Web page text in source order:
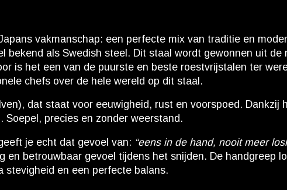
vakmanschap: een perfecte mix van traditie en
als Swedish steel. Dit staal wordt gewonnen uit de
is het een van de puurste en beste roestvrijstalen ter
chefs over de hele wereld op dit staal.
dat staat voor eeuwigheid, rust en voorspoed. Dankzij
precies en zonder weerstand.
je echt dat gevoel van: “eens in de hand, nooit meer
betrouwbaar gevoel tijdens het snijden. De handgreep
stevigheid en een perfecte balans.